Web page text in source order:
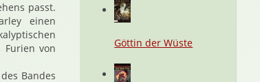
passt.
einen
von
Bandes
Göttin der Wüste